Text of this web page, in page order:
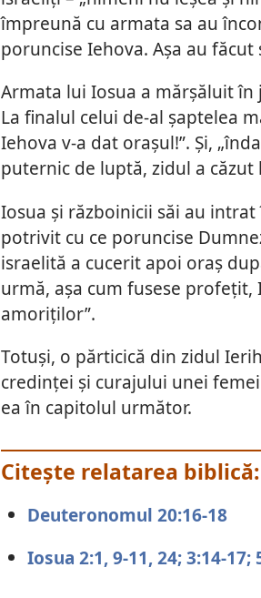
împreună cu armata sa au
poruncise Iehova. Așa au făcut
Armata lui Iosua a mărșăluit
La finalul celui de-al șaptelea
Iehova v-a dat orașul!”. Și,
puternic de luptă, zidul a căzut
Iosua și războinicii săi au
potrivit cu ce poruncise
israelită a cucerit apoi oraș
urmă, așa cum fusese
amoriților”.
Totuși, o părticică din zidul
credinței și curajului unei
ea în capitolul următor.
Citește relatarea biblică:
Deuteronomul 20:16-18
Iosua 2:1,9-11,24;3:14-17;